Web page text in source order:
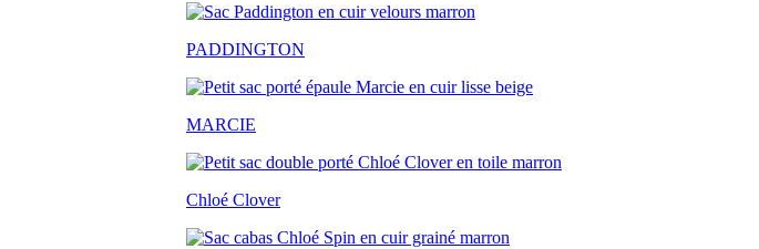
PADDINGTON
MARCIE
Chloé Clover